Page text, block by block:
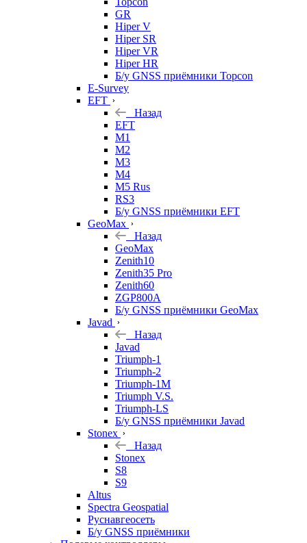
GR
Hiper V
Hiper SR
Hiper VR
Hiper HR
Б/у GNSS приёмники Topcon
E-Survey
EFT
Назад
EFT
M1
M2
M3
M4
M5 Rus
RS3
Б/у GNSS приёмники EFT
GeoMax
Назад
GeoMax
Zenith10
Zenith35 Pro
Zenith60
ZGP800A
Б/у GNSS приёмники GeoMax
Javad
Назад
Javad
Triumph-1
Triumph-2
Triumph-1M
Triumph V.S.
Triumph-LS
Б/у GNSS приёмники Javad
Stonex
Назад
Stonex
S8
S9
Altus
Spectra Geospatial
Руснавгеосеть
Б/у GNSS приёмники